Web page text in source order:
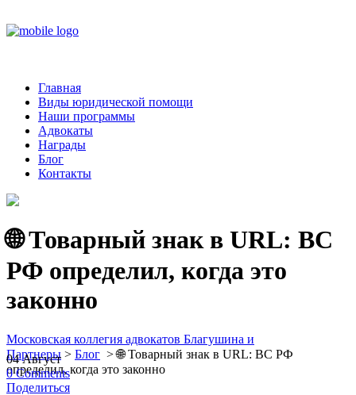
Главная
Виды юридической помощи
Наши программы
Адвокаты
Награды
Блог
Контакты
🌐 Товарный знак в URL: ВС
РФ определил, когда это
законно
Московская коллегия адвокатов Благушина и
Партнеры > Блог >🌐 Товарный знак в URL: ВС РФ
определил, когда это законно
04 Август
0 Comments
Поделиться